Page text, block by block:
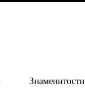
Знаменитости